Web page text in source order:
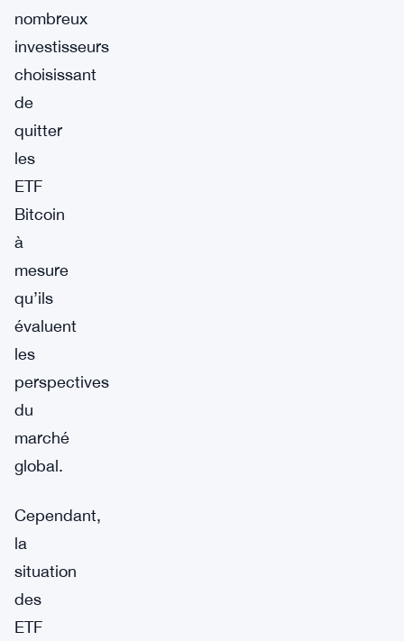
nombreux
investisseurs
choisissant
de
quitter
les
ETF
Bitcoin
à
mesure
qu’ils
évaluent
les
perspectives
du
marché
global.
Cependant,
la
situation
des
ETF